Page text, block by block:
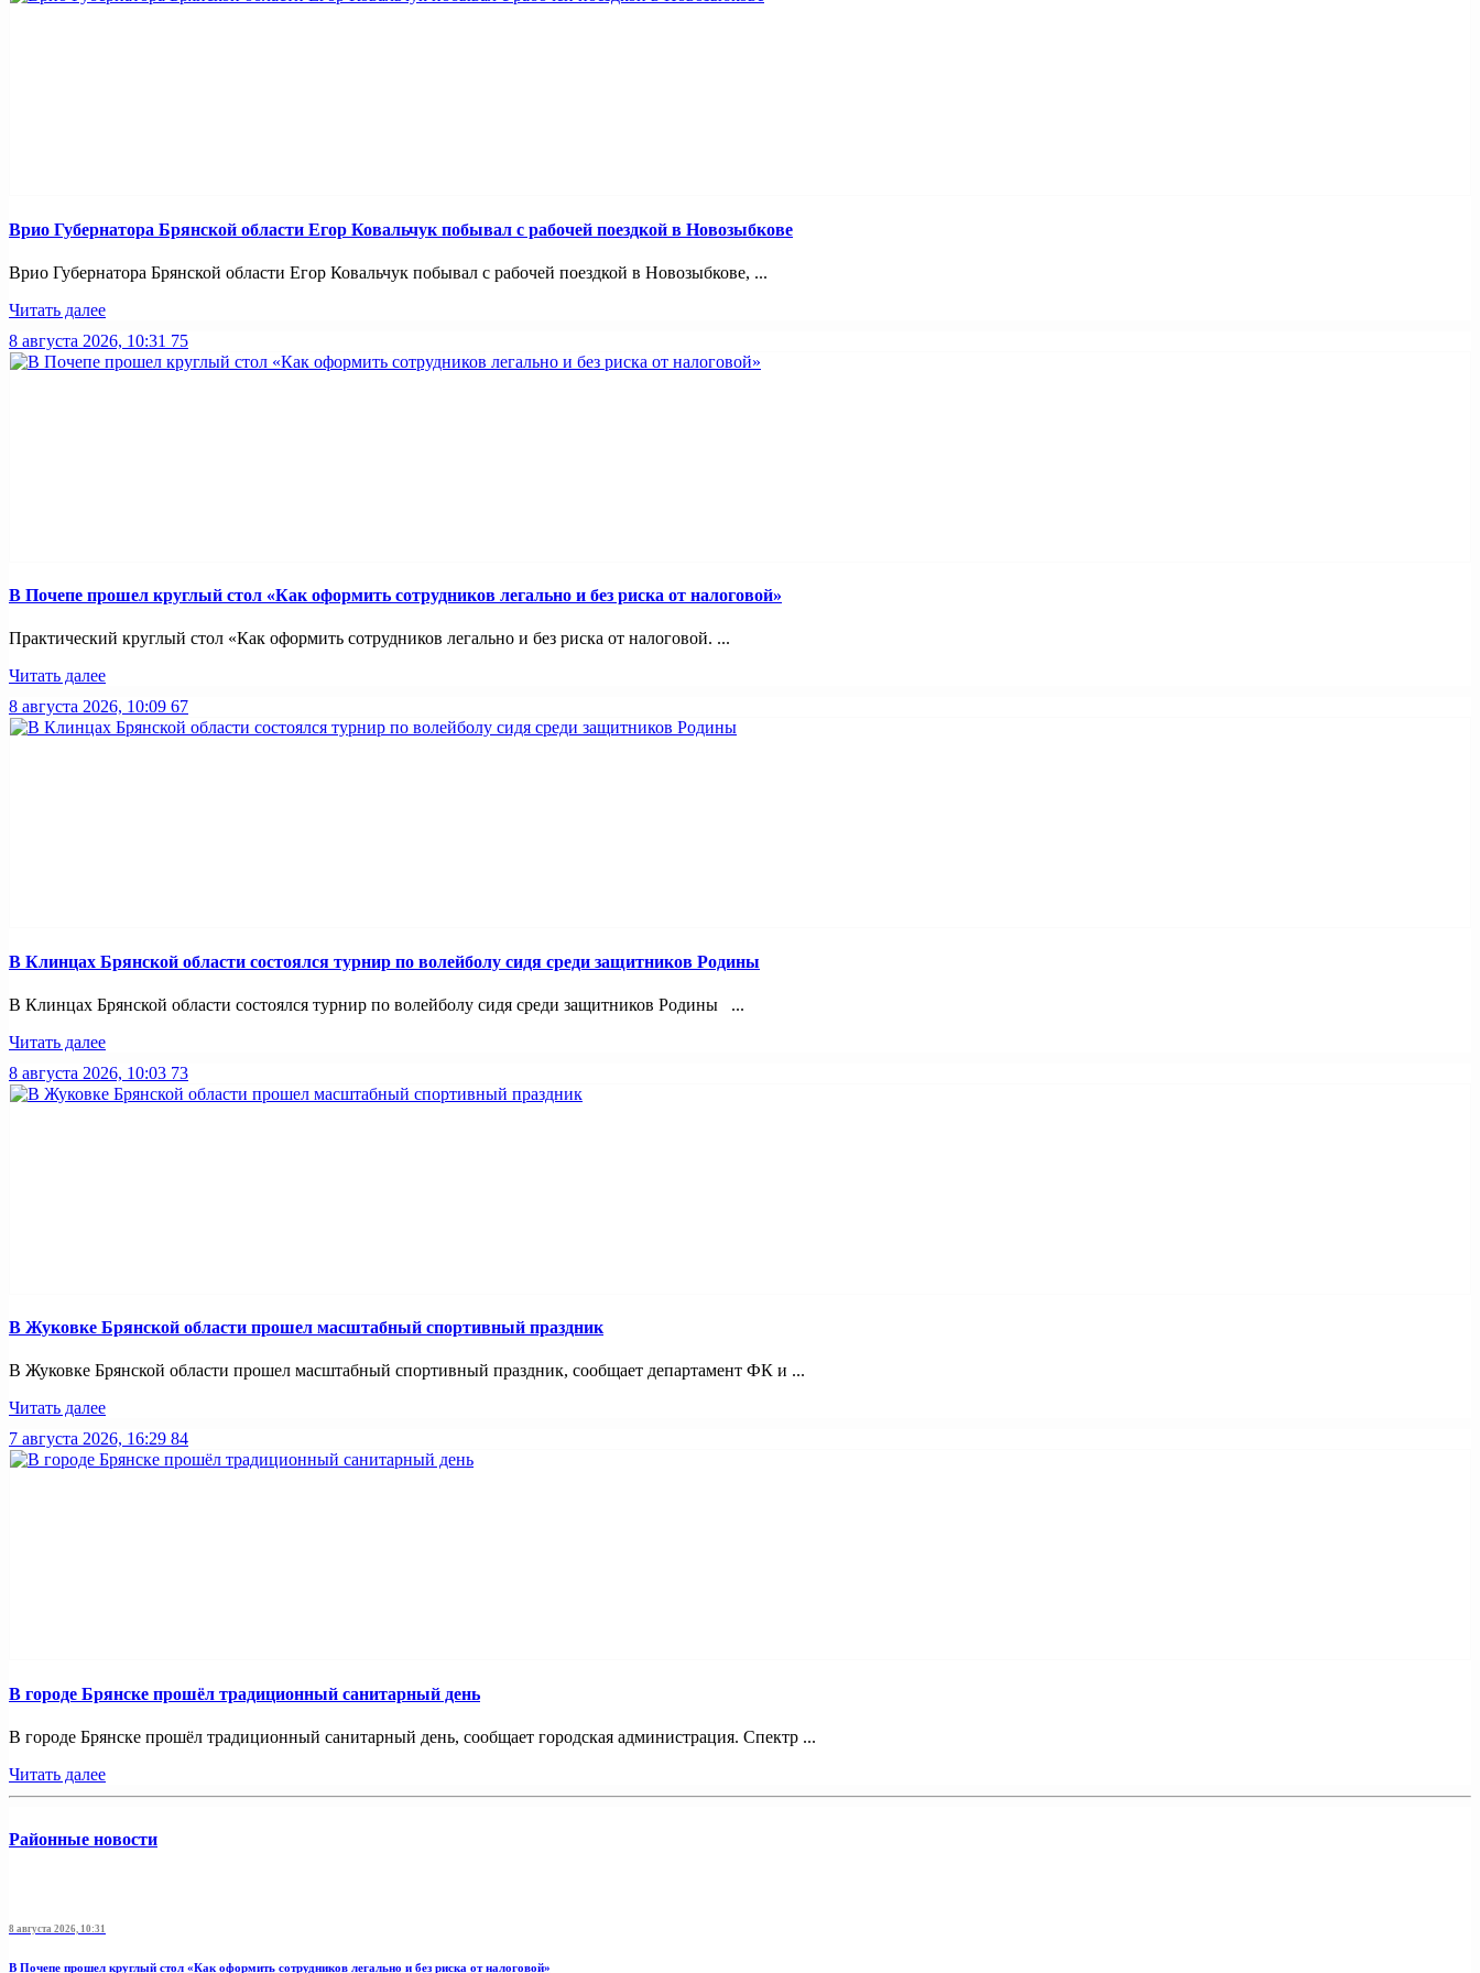
Врио Губернатора Брянской области Егор Ковальчук побывал с рабочей поездкой в Новозыбкове
Врио Губернатора Брянской области Егор Ковальчук побывал с рабочей поездкой в Новозыбкове, ...
Читать далее
8 августа 2026, 10:31 75
В Почепе прошел круглый стол «Как оформить сотрудников легально и без риска от налоговой»
Практический круглый стол «Как оформить сотрудников легально и без риска от налоговой. ...
Читать далее
8 августа 2026, 10:09 67
В Клинцах Брянской области состоялся турнир по волейболу сидя среди защитников Родины
В Клинцах Брянской области состоялся турнир по волейболу сидя среди защитников Родины ...
Читать далее
8 августа 2026, 10:03 73
В Жуковке Брянской области прошел масштабный спортивный праздник
В Жуковке Брянской области прошел масштабный спортивный праздник, сообщает департамент ФК и ...
Читать далее
7 августа 2026, 16:29 84
В городе Брянске прошёл традиционный санитарный день
В городе Брянске прошёл традиционный санитарный день, сообщает городская администрация. Спектр ...
Читать далее
Районные новости
8 августа 2026, 10:31
В Почепе прошел круглый стол «Как оформить сотрудников легально и без риска от налоговой»